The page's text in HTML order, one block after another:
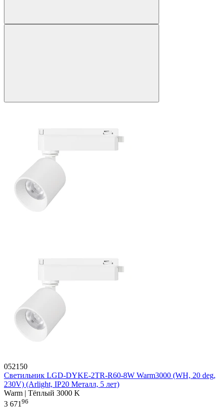
052150
Светильник LGD-DYKE-2TR-R60-8W Warm3000 (WH, 20 deg,
230V) (Arlight, IP20 Металл, 5 лет)
Warm | Тёплый 3000 K
3 671 96